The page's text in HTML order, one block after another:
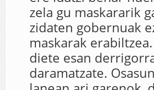
zela gu maskararik
zidaten gobernuak
maskarak
diete esan
daramatzate.